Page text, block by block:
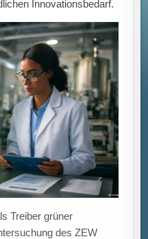
Innovationsbedarf.
Treiber grüner
des ZEW